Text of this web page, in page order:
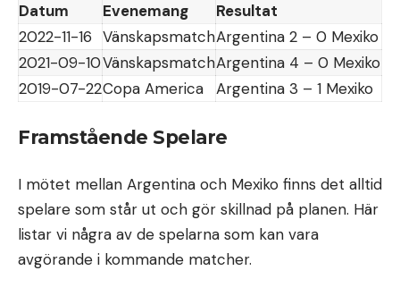
Datum Evenemang
Resultat
2022-11-16 VänskapsmatchArgentina 2 – 0 Mexiko
2021-09-10VänskapsmatchArgentina 4 – 0 Mexiko
2019-07-22Copa America Argentina 3 – 1 Mexiko
Framstående Spelare
I mötet mellan Argentina och Mexiko finns det alltid
spelare som står ut och gör skillnad på planen. Här
listar vi några av de spelarna som kan vara
avgörande i kommande matcher.